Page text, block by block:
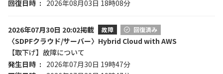
回復日時
2026年08月03日 18時08分
2026年07月30日 20:02掲載 故障 回復済み
〈SDPFクラウド/サーバー〉Hybrid Cloud with AWS
【取下げ】故障について
発生日時
2026年07月30日 19時47分